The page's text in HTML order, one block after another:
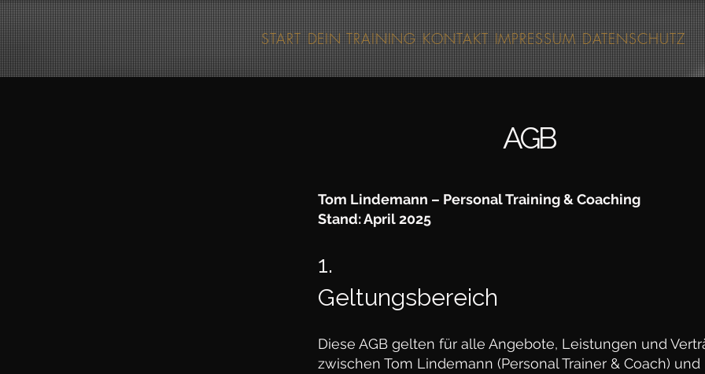
START DEIN TRAINING KONTAKT IMPRESSUM DATENSCHUTZ
AGB
Tom Lindemann – Personal Training & Coaching
Stand: April 2025
1.
Geltungsbereich
Diese AGB gelten für alle Angebote, Leistungen und
zwischen Tom Lindemann (Personal Trainer & Coach) und